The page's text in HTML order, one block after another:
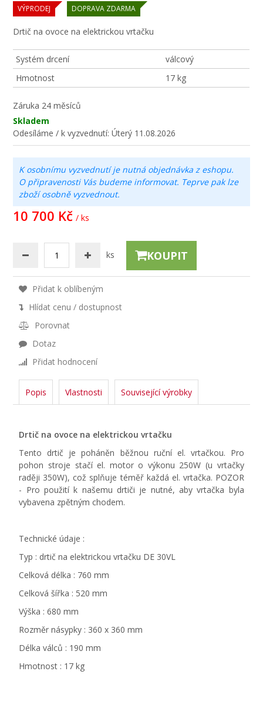
VÝPRODEJ DOPRAVA ZDARMA
Drtič na ovoce na elektrickou vrtačku
Systém drcení
válcový
Hmotnost
17 kg
Záruka 24 měsíců
Skladem
Odesíláme / k vyzvednutí:Úterý 11.08.2026
K osobnímu vyzvednutí je nutná objednávka z eshopu.
O připravenosti Vás budeme informovat. Teprve pak lze
zboží osobně vyzvednout.
10 700 Kč / ks
ks KOUPIT
Přidat k oblíbeným
Hlídat cenu / dostupnost
Porovnat
Dotaz
Přidat hodnocení
Popis Vlastnosti Související výrobky
Drtič na ovoce na elektrickou vrtačku
Tento drtič je poháněn běžnou ruční el. vrtačkou. Pro
pohon stroje stačí el. motor o výkonu 250W (u vrtačky
raději 350W), což splňuje téměř každá el. vrtačka. POZOR
- Pro použití k našemu drtiči je nutné, aby vrtačka byla
vybavena zpětným chodem.
Technické údaje :
Typ : drtič na elektrickou vrtačku DE 30VL
Celková délka : 760 mm
Celková šířka : 520 mm
Výška : 680 mm
Rozměr násypky : 360 x 360 mm
Délka válců : 190 mm
Hmotnost : 17 kg